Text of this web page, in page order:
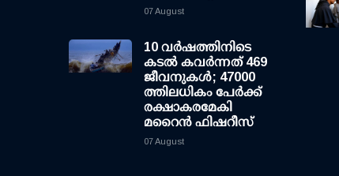
07 August
10 വര്‍ഷത്തിനിടെ
കടല്‍ കവര്‍ന്നത് 469
ജീവനുകള്‍; 47000
ത്തിലധികം പേര്‍ക്ക്
രക്ഷാകരമേകി
മറൈന്‍ ഫിഷറീസ്
07 August